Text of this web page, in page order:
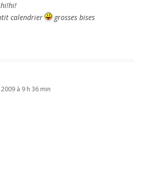
hi!hi!
calendrier
grosses bises
à 9 h 36 min